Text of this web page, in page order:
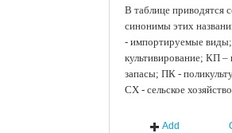
В таблице приводятся
синонимы этих
- импортируемые
культивирование; КП
запасы; ПК -
СХ - сельское
Add